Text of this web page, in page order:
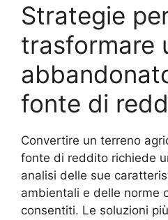
Strategie
trasformare
fonte di
Convertire un terreno
fonte di reddito richiede
analisi delle sue
ambientali e delle norme
consentiti. Le soluzioni